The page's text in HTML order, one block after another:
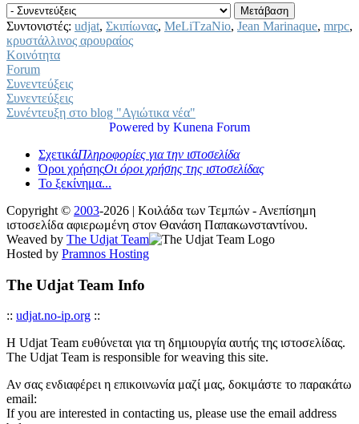
Συντονιστές: udjat, Σκιπίωνας, MeLiTzaNio, Jean Marinaque, mrpc,
κρυστάλλινος αρουραίος
Κοινότητα
Forum
Συνεντεύξεις
Συνεντεύξεις
Συνέντευξη στο blog "Αγιώτικα νέα"
Powered by Kunena Forum
ΣχετικάΠληροφορίες για την ιστοσελίδα
Όροι χρήσηςΟι όροι χρήσης της ιστοσελίδας
Το ξεκίνημα...
Copyright © 2003-2026 | Κοιλάδα των Τεμπών - Ανεπίσημη
ιστοσελίδα αφιερωμένη στον Θανάση Παπακωνσταντίνου.
Weaved by The Udjat Team
Hosted by Pramnos Hosting
The Udjat Team Info
:: udjat.no-ip.org ::
Η Udjat Team ευθύνεται για τη δημιουργία αυτής της ιστοσελίδας.
The Udjat Team is responsible for weaving this site.
Αν σας ενδιαφέρει η επικοινωνία μαζί μας, δοκιμάστε το παρακάτω
email:
If you are interested in contacting us, please use the email address